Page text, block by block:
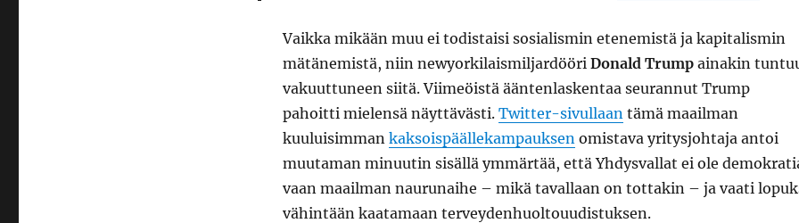
Vaikka mikään muu ei todistaisi sosialismin etenemistä ja kapitalismin
mätänemistä, niin newyorkilaismiljardööri Donald Trumpainakin
vakuuttuneen siitä. Viimeöistä ääntenlaskentaa seurannut Trump
pahoitti mielensä näyttävästi. Twitter-sivullaantämä maailman
kuuluisimman kaksoispäällekampauksenomistava yritysjohtaja antoi
muutaman minuutin sisällä ymmärtää, että Yhdysvallat ei ole
vaan maailman naurunaihe – mikä tavallaan on tottakin – ja vaati
vähintään kaatamaan terveydenhuoltouudistuksen.